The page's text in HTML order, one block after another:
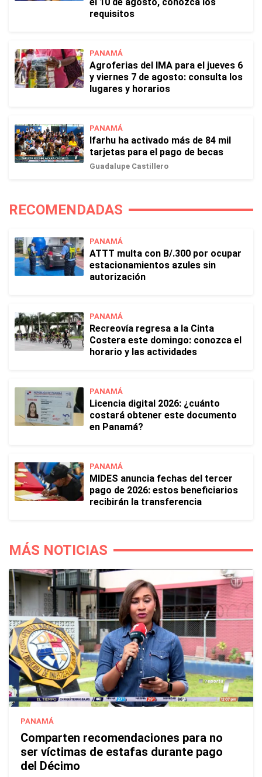
requisitos
PANAMÁ
Agroferias del IMA para el jueves 6
y viernes 7 de agosto: consulta los
lugares y horarios
PANAMÁ
Ifarhu ha activado más de 84 mil
tarjetas para el pago de becas
Guadalupe Castillero
RECOMENDADAS
PANAMÁ
ATTT multa con B/.300 por ocupar
estacionamientos azules sin
autorización
PANAMÁ
Recreovía regresa a la Cinta
Costera este domingo: conozca el
horario y las actividades
PANAMÁ
Licencia digital 2026: ¿cuánto
costará obtener este documento
en Panamá?
PANAMÁ
MIDES anuncia fechas del tercer
pago de 2026: estos beneficiarios
recibirán la transferencia
MÁS NOTICIAS
PANAMÁ
Comparten recomendaciones para no
ser víctimas de estafas durante pago
del Décimo